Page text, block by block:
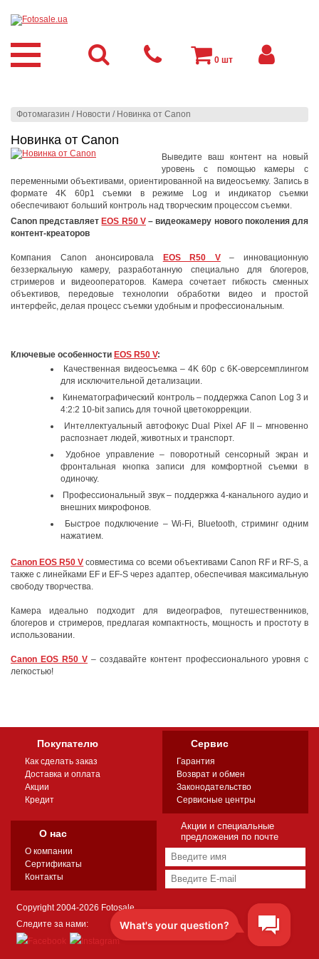
Фотомагазин / Новости / Новинка от Canon
Новинка от Canon
Выведите ваш контент на новый
уровень с помощью камеры с
переменными объективами, ориентированной на видеосъемку. Запись в
формате 4K 60p1 съемки в режиме Log и индикатор съемки
обеспечивают больший контроль над творческим процессом съемки.
Canon представляет EOS R50 V– видеокамеру нового поколения для
контент-креаторов
Компания Canon анонсировала EOS R50 V– инновационную
беззеркальную камеру, разработанную специально для блогеров,
стримеров и видеооператоров. Камера сочетает гибкость сменных
объективов, передовые технологии обработки видео и простой
интерфейс, делая процесс съемки удобным и профессиональным.
Ключевые особенности EOS R50 V:
Качественная видеосъемка – 4K 60p с 6K-оверсемплингом
для исключительной детализации.
Кинематографический контроль – поддержка Canon Log 3 и
4:2:2 10-bit запись для точной цветокоррекции.
Интеллектуальный автофокус Dual Pixel AF II – мгновенно
распознает людей, животных и транспорт.
Удобное управление – поворотный сенсорный экран и
фронтальная кнопка записи для комфортной съемки в
одиночку.
Профессиональный звук – поддержка 4-канального аудио и
внешних микрофонов.
Быстрое подключение – Wi-Fi, Bluetooth, стриминг одним
нажатием.
Canon EOS R50 V совместима со всеми объективами Canon RF и RF-S, а
также с линейками EF и EF-S через адаптер, обеспечивая максимальную
свободу творчества.
Камера идеально подходит для видеографов, путешественников,
блогеров и стримеров, предлагая компактность, мощность и простоту в
использовании.
Canon EOS R50 V – создавайте контент профессионального уровня с
легкостью!
0 шт
Покупателю
Как сделать заказ
Доставка и оплата
Акции
Кредит
Сервис
Гарантия
Возврат и обмен
Законодательство
Сервисные центры
О нас
О компании
Сертификаты
Контакты
Акции и специальные
предложения по почте
Copyright 2004-2026 Fotosale
Следите за нами: